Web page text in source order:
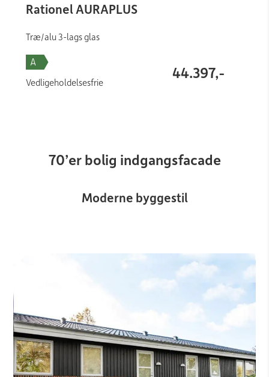
Rationel AURAPLUS
Træ/alu 3-lags glas
Vedligeholdelsesfrie
44.397,-
70’er bolig indgangsfacade
Moderne byggestil